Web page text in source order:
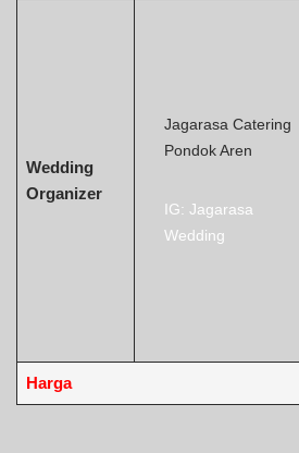
Wedding
Organizer
Jagarasa Catering
Pondok Aren
IG: Jagarasa
Wedding
Harga